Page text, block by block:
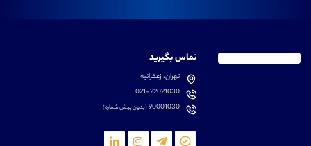
تماس بگیرید
تهران، زعفرانیه
021-22021030
90001030(بدون پیش شماره)